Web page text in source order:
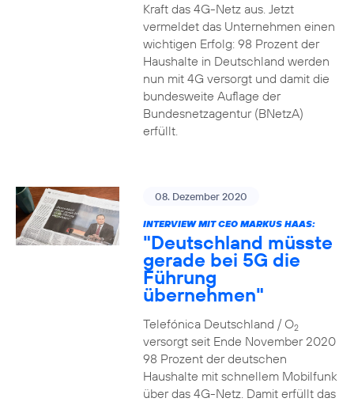
Kraft das 4G-Netz aus. Jetzt
vermeldet das Unternehmen einen
wichtigen Erfolg: 98 Prozent der
Haushalte in Deutschland werden
nun mit 4G versorgt und damit die
bundesweite Auflage der
Bundesnetzagentur (BNetzA)
erfüllt.
08. Dezember 2020
INTERVIEW MIT CEO MARKUS HAAS:
"Deutschland müsste
gerade bei 5G die
Führung
übernehmen"
Telefónica Deutschland / O2
versorgt seit Ende November 2020
98 Prozent der deutschen
Haushalte mit schnellem Mobilfunk
über das 4G-Netz. Damit erfüllt das